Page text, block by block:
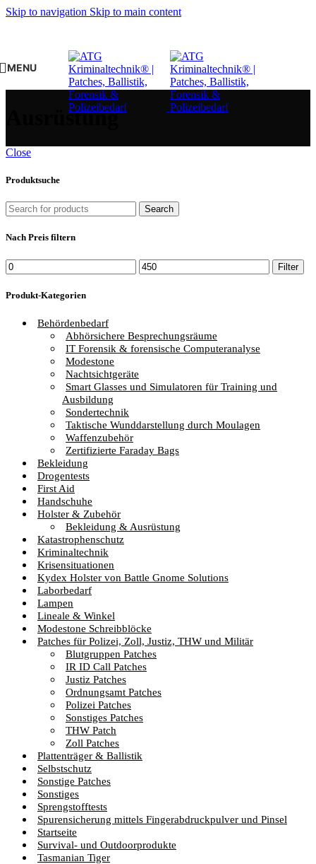
Skip to navigation Skip to main content
MENU
Ausrüstung
Close
Produktsuche
Search
Nach Preis filtern
Min.
Preis
Max.
Preis
Filter
Produkt-Kategorien
Behördenbedarf
Abhörsichere Besprechungsräume
IT Forensik & forensische Computeranalyse
Modestone
Nachtsichtgeräte
Smart Glasses und Simulatoren für Training und
Ausbildung
Sondertechnik
Taktische Wunddarstellung durch Moulagen
Waffenzubehör
Zertifizierte Faraday Bags
Bekleidung
Drogentests
First Aid
Handschuhe
Holster & Zubehör
Bekleidung & Ausrüstung
Katastrophenschutz
Kriminaltechnik
Krisensituationen
Kydex Holster von Battle Gnome Solutions
Laborbedarf
Lampen
Lineale & Winkel
Modestone Schreibblöcke
Patches für Polizei, Zoll, Justiz, THW und Militär
Blutgruppen Patches
IR ID Call Patches
Justiz Patches
Ordnungsamt Patches
Polizei Patches
Sonstiges Patches
THW Patch
Zoll Patches
Plattenträger & Ballistik
Selbstschutz
Sonstige Patches
Sonstiges
Sprengstofftests
Spurensicherung mittels Fingerabdruckpulver und Pinsel
Startseite
Survival- und Outdoorprodukte
Tasmanian Tiger